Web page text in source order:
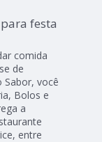
festa
comida
de
Sabor, você
Bolos e
a
entre